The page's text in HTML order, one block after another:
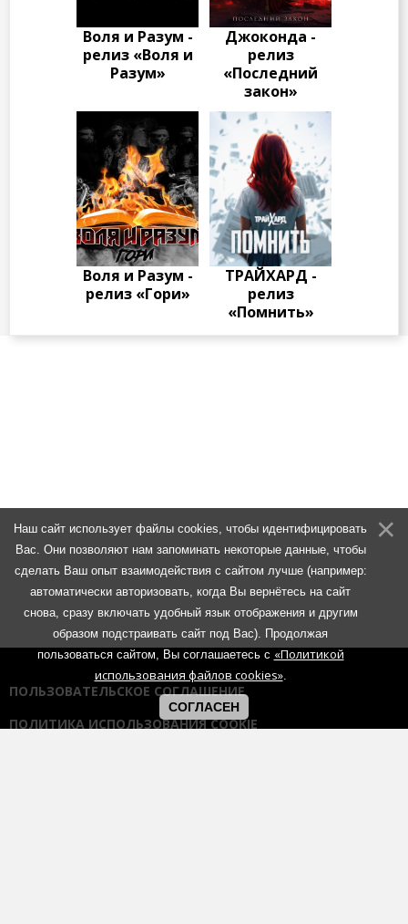
Воля и Разум -
релиз «Воля и
Разум»
Джоконда -
релиз
«Последний
закон»
Воля и Разум -
релиз «Гори»
ТРАЙХАРД -
релиз
«Помнить»
ПОЛЬЗОВАТЕЛЬСКОЕ СОГЛАШЕНИЕ
ПОЛИТИКА ИСПОЛЬЗОВАНИЯ COOKIE
Наш сайт использует файлы cookies, чтобы идентифицировать
Вас. Они позволяют нам запоминать некоторые данные, чтобы
сделать Ваш опыт взаимодействия с сайтом лучше (например:
автоматически авторизовать, когда Вы вернётесь на сайт
снова, сразу включать удобный язык отображения и другим
образом подстраивать сайт под Вас). Продолжая
пользоваться сайтом, Вы соглашаетесь с «Политикой
использования файлов cookies».
СОГЛАСЕН